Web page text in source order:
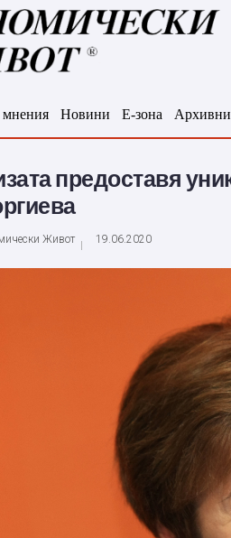
мнения Новини Е-зона
предоставя
Живот 19.06.2020